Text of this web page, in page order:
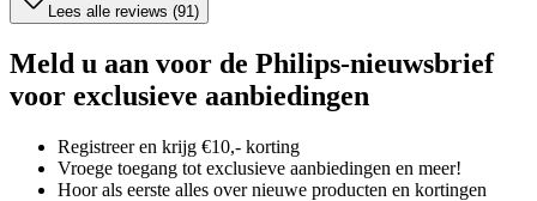
Lees alle reviews (91)
Meld u aan voor de Philips-nieuwsbrief
voor exclusieve aanbiedingen
Registreer en krijg €10,- korting
Vroege toegang tot exclusieve aanbiedingen en meer!
Hoor als eerste alles over nieuwe producten en kortingen